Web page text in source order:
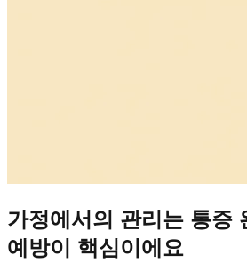
가정에서의 관리는 통증
예방이 핵심이에요